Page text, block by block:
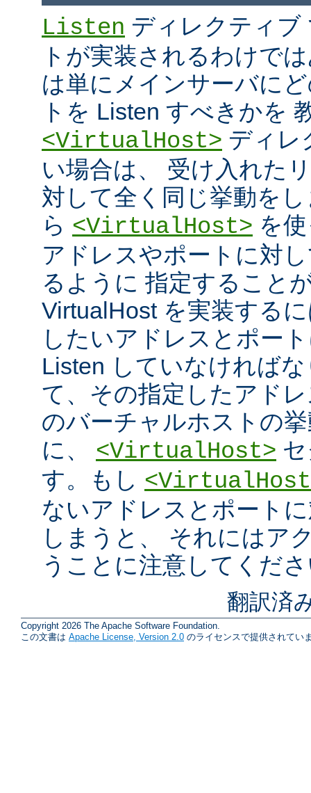
Listen ディレクティブ
トが実装されるわけで
は単にメインサーバに
トを Listen すべきかを
<VirtualHost> ディレ
い場合は、 受け入れた
対して全く同じ挙動を
ら <VirtualHost> を
アドレスやポートに対
るように 指定すること
VirtualHost を実装する
したいアドレスとポー
Listen していなければ
て、その指定したアド
のバーチャルホストの
に、 <VirtualHost>
す。もし
ないアドレスとポート
しまうと、 それにはア
うことに注意してくだ
翻訳済
Copyright 2026 The Apache Software Foundation.
この文書は Apache License, Version 2.0 のライセンスで提供されてい